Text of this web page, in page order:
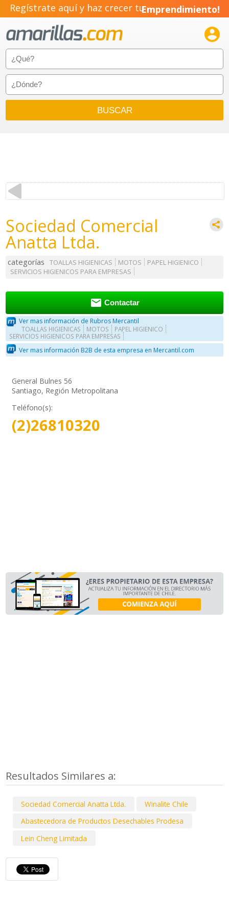
Regístrate aquí y haz crecer tuEmprendimiento!

Sociedad Comercial
Anatta Ltda.
categorías TOALLAS HIGIENICAS MOTOS
PAPEL HIGIENICO
SERVICIOS HIGIENICOS PARA EMPRESAS
 Contactar
Ver mas información de Rubros Mercantil
TOALLAS HIGIENICAS MOTOS
PAPEL HIGIENICO
SERVICIOS HIGIENICOS PARA EMPRESAS
Ver mas información B2B de esta empresa en Mercantil.com
General Bulnes 56
Santiago, Región Metropolitana
Teléfono(s):
(2)26810320
Resultados Similares a:
Sociedad Comercial Anatta Ltda.
Winalite Chile
Abastecedora de Productos Desechables Prodesa
Lein Cheng Limitada